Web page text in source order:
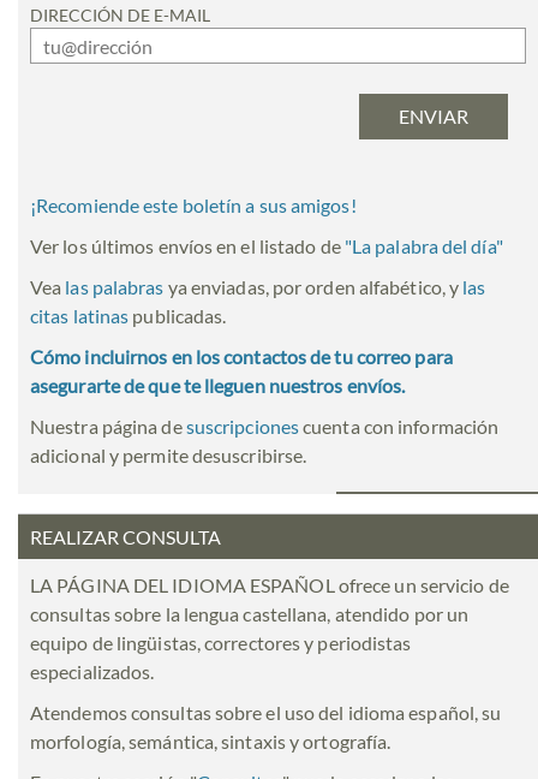
DIRECCIÓN DE E-MAIL
¡Recomiende este boletín a sus amigos!
Ver los últimos envíos en el listado de "La palabra del día"
Vea las palabras ya enviadas, por orden alfabético, y las
citas latinas publicadas.
Cómo incluirnos en los contactos de tu correo para
asegurarte de que te lleguen nuestros envíos.
Nuestra página desuscripcionescuenta con información
adicional y permite desuscribirse.
REALIZAR CONSULTA
LA PÁGINA DEL IDIOMA ESPAÑOL ofrece un servicio de
consultas sobre la lengua castellana, atendido por un
equipo de lingüistas, correctores y periodistas
especializados.
Atendemos consultas sobre el uso del idioma español, su
morfología, semántica, sintaxis y ortografía.